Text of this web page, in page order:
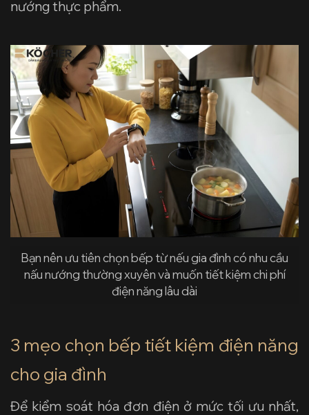
nướng thực phẩm.
Bạn nên ưu tiên chọn bếp từ nếu gia đình có nhu cầu
nấu nướng thường xuyên và muốn tiết kiệm chi phí
điện năng lâu dài
3 mẹo chọn bếp tiết kiệm điện năng
cho gia đình
Để kiểm soát hóa đơn điện ở mức tối ưu nhất,